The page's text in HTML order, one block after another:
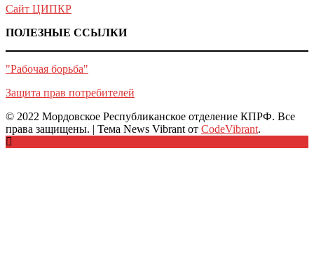
Сайт ЦИПКР
ПОЛЕЗНЫЕ ССЫЛКИ
"Рабочая борьба"
Защита прав потребителей
© 2022 Мордовское Республиканское отделение КПРФ. Все
права защищены. | Тема News Vibrant от CodeVibrant.